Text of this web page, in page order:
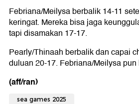
Febriana/Meilysa berbalik 14-11
keringat. Mereka bisa jaga
tapi disamakan 17-17.
Pearly/Thinaah berbalik dan capai
duluan 20-17. Febriana/Meilysa pun
(aff/ran)
sea games 2025